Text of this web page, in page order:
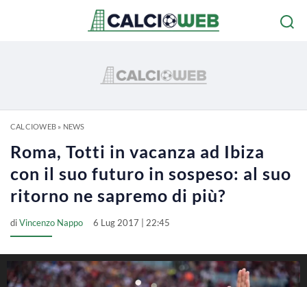
CALCIOWEB» NEWS
Roma, Totti in vacanza ad Ibiza
con il suo futuro in sospeso: al suo
ritorno ne sapremo di più?
diVincenzo Nappo 6 Lug 2017 | 22:45